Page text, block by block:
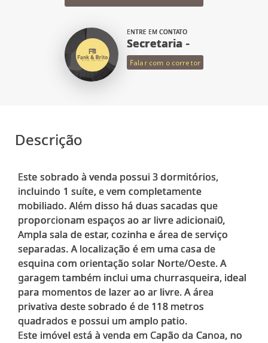
ENTRE EM CONTATO
Secretaria -
Falar com o corretor
Descrição
Este sobrado à venda possui 3 dormitórios,
incluindo 1 suíte, e vem completamente
mobiliado. Além disso há duas sacadas que
proporcionam espaços ao ar livre adicionai0,
Ampla sala de estar, cozinha e área de serviço
separadas. A localização é em uma casa de
esquina com orientação solar Norte/Oeste. A
garagem também inclui uma churrasqueira, ideal
para momentos de lazer ao ar livre. A área
privativa deste sobrado é de 118 metros
quadrados e possui um amplo patio.
Este imóvel está à venda em Capão da Canoa, no